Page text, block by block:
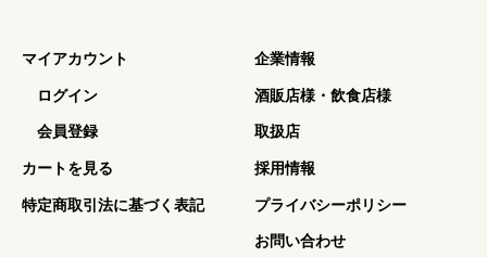
マイアカウント
ログイン
会員登録
カートを見る
特定商取引法に基づく表記
企業情報
酒販店様・飲食店様
取扱店
採用情報
プライバシーポリシー
お問い合わせ